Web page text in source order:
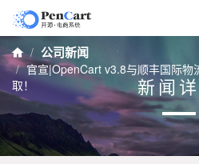
新闻
 公司新闻
官宣|OpenCart v3.8与顺丰国际物
取！